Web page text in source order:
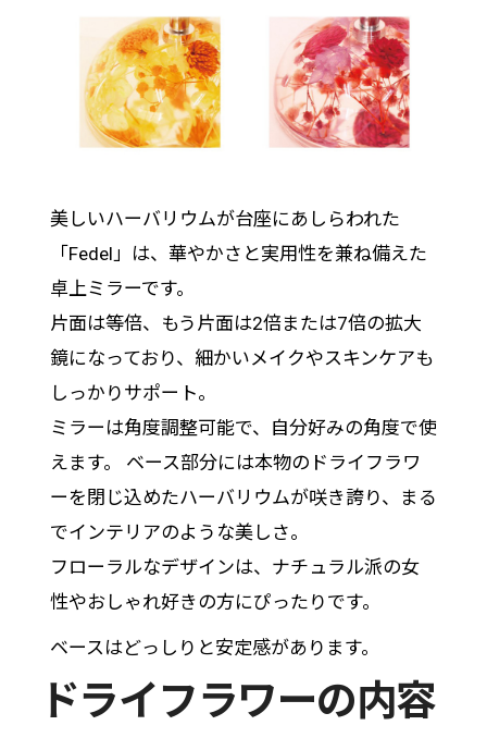
美しいハーバリウムが台座にあしらわれた
「Fedel」は、華やかさと実用性を兼ね備えた
卓上ミラーです。
片面は等倍、もう片面は2倍または7倍の拡大
鏡になっており、細かいメイクやスキンケアも
しっかりサポート。
ミラーは角度調整可能で、自分好みの角度で使
えます。 ベース部分には本物のドライフラワ
ーを閉じ込めたハーバリウムが咲き誇り、まる
でインテリアのような美しさ。
フローラルなデザインは、ナチュラル派の女
性やおしゃれ好きの方にぴったりです。
ベースはどっしりと安定感があります。
ドライフラワーの内容